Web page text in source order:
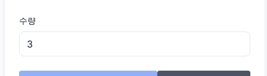
수량